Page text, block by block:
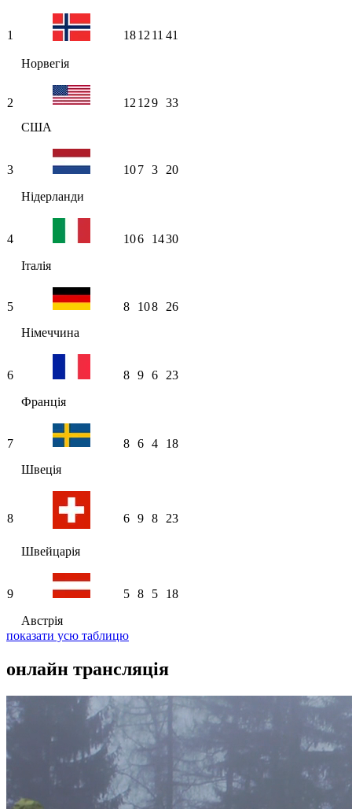
1
Норвегія
1812 11 41
2
США
12 129 33
3
Нідерланди
107 3 20
4
Італія
106 1430
5
Німеччина
8 108 26
6
Франція
8 9 6 23
7
Швеція
8 6 4 18
8
Швейцарія
6 9 8 23
9
Австрія
5 8 5 18
показати усю таблицю
онлайн трансляція